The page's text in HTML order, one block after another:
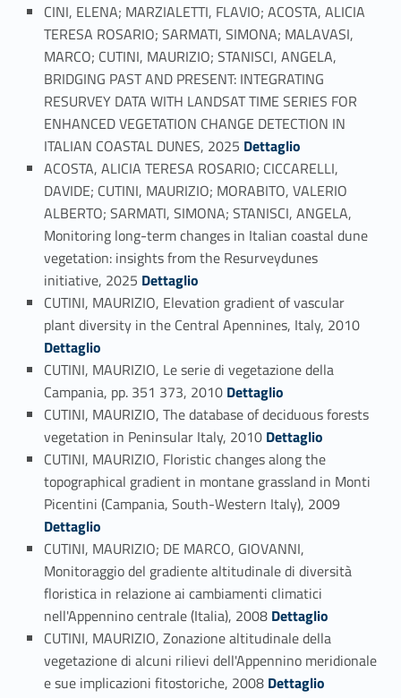
CINI, ELENA; MARZIALETTI, FLAVIO; ACOSTA, ALICIA
TERESA ROSARIO; SARMATI, SIMONA; MALAVASI,
MARCO; CUTINI, MAURIZIO; STANISCI, ANGELA,
BRIDGING PAST AND PRESENT: INTEGRATING
RESURVEY DATA WITH LANDSAT TIME SERIES FOR
ENHANCED VEGETATION CHANGE DETECTION IN
ITALIAN COASTAL DUNES, 2025 Link identifier #identifier_person_135843-88
Dettaglio
ACOSTA, ALICIA TERESA ROSARIO; CICCARELLI,
DAVIDE; CUTINI, MAURIZIO; MORABITO, VALERIO
ALBERTO; SARMATI, SIMONA; STANISCI, ANGELA,
Monitoring long-term changes in Italian coastal dune
vegetation: insights from the Resurveydunes
initiative, 2025 Link identifier #identifier_person_20292-89
Dettaglio
CUTINI, MAURIZIO, Elevation gradient of vascular
plant diversity in the Central Apennines, Italy, 2010
Dettaglio
CUTINI, MAURIZIO, Le serie di vegetazione della
Campania, pp. 351 373, 2010 Link identifier #identifier_person_79461-91
Dettaglio
CUTINI, MAURIZIO, The database of deciduous forests
vegetation in Peninsular Italy, 2010 Link identifier #identifier_person_197814-92
Dettaglio
CUTINI, MAURIZIO, Floristic changes along the
topographical gradient in montane grassland in Monti
Picentini (Campania, South-Western Italy), 2009
Dettaglio
CUTINI, MAURIZIO; DE MARCO, GIOVANNI,
Monitoraggio del gradiente altitudinale di diversità
floristica in relazione ai cambiamenti climatici
nell'Appennino centrale (Italia), 2008 Link identifier #identifier_person_184162-94
Dettaglio
CUTINI, MAURIZIO, Zonazione altitudinale della
vegetazione di alcuni rilievi dell'Appennino meridionale
e sue implicazioni fitostoriche, 2008 Link identifier #identifier_person_120743-95
Dettaglio